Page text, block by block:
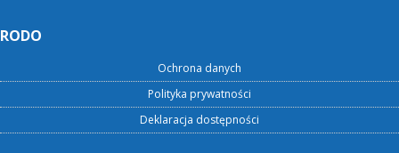
RODO
Ochrona danych
Polityka prywatności
Deklaracja dostępności